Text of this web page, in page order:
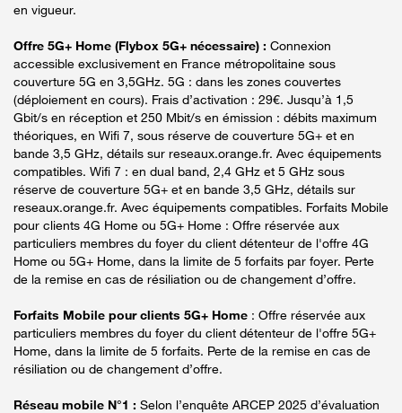
en vigueur.
Offre 5G+ Home (Flybox 5G+ nécessaire) : Connexion
accessible exclusivement en France métropolitaine sous
couverture 5G en 3,5GHz. 5G : dans les zones couvertes
(déploiement en cours). Frais d’activation : 29€. Jusqu’à 1,5
Gbit/s en réception et 250 Mbit/s en émission : débits maximum
théoriques, en Wifi 7, sous réserve de couverture 5G+ et en
bande 3,5 GHz, détails sur reseaux.orange.fr. Avec équipements
compatibles. Wifi 7 : en dual band, 2,4 GHz et 5 GHz sous
réserve de couverture 5G+ et en bande 3,5 GHz, détails sur
reseaux.orange.fr. Avec équipements compatibles. Forfaits Mobile
pour clients 4G Home ou 5G+ Home : Offre réservée aux
particuliers membres du foyer du client détenteur de l'offre 4G
Home ou 5G+ Home, dans la limite de 5 forfaits par foyer. Perte
de la remise en cas de résiliation ou de changement d’offre.
Forfaits Mobile pour clients 5G+ Home : Offre réservée aux
particuliers membres du foyer du client détenteur de l'offre 5G+
Home, dans la limite de 5 forfaits. Perte de la remise en cas de
résiliation ou de changement d’offre.
Réseau mobile N°1 : Selon l’enquête ARCEP 2025 d’évaluation